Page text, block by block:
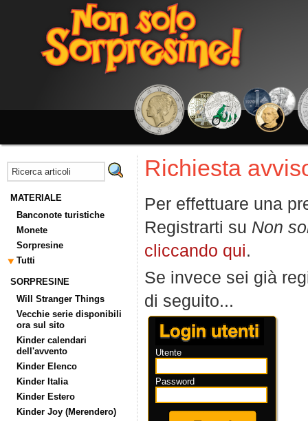
MATERIALE
Banconote turistiche
Monete
Sorpresine
Tutti
SORPRESINE
Will Stranger Things
Vecchie serie disponibili
ora sul sito
Kinder calendari
dell'avvento
Kinder Elenco
Kinder Italia
Kinder Estero
Kinder Joy (Merendero)
Richiesta
Per effettuare una
Registrarti su Non
cliccando qui.
Se invece sei già
di seguito...
Utente
Password